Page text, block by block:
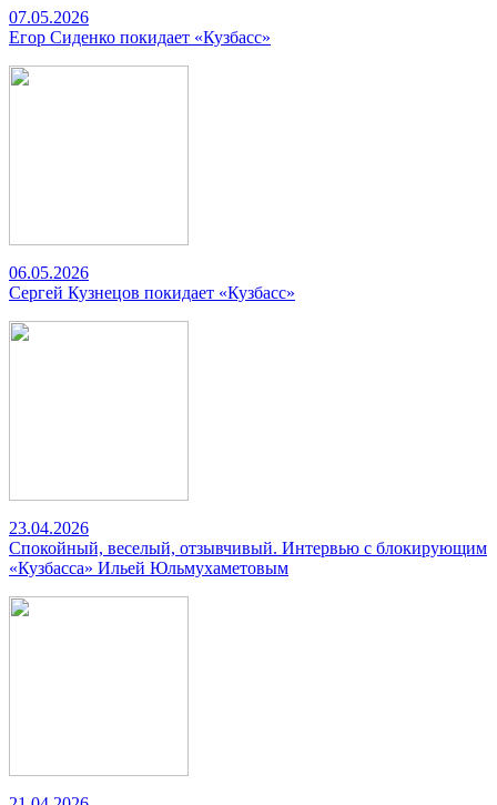
07.05.2026
Егор Сиденко покидает «Кузбасс»
06.05.2026
Сергей Кузнецов покидает «Кузбасс»
23.04.2026
Спокойный, веселый, отзывчивый. Интервью с блокирующим
«Кузбасса» Ильей Юльмухаметовым